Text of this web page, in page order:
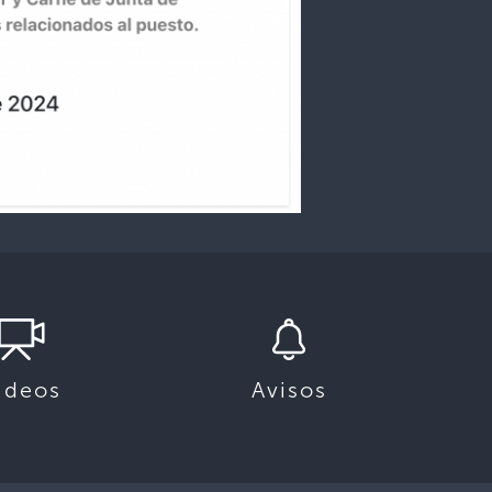
Avisos